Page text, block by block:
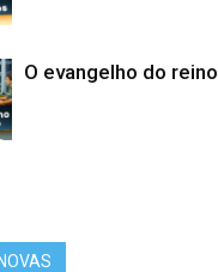
O evangelho do reino